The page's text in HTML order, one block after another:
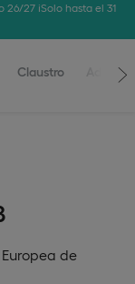
27 ¡Solo hasta el 31
Claustro
de